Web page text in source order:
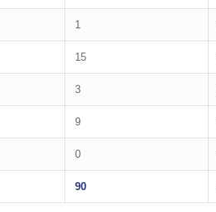
1
15
3
9
0
90